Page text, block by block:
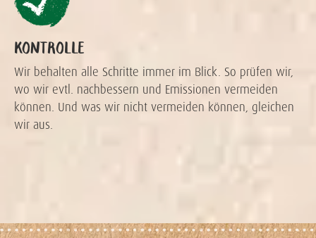
KONTROLLE
Wir behalten alle Schritte immer im Blick. So prüfen wir,
wo wir evtl. nachbessern und Emissionen vermeiden
können. Und was wir nicht vermeiden können, gleichen
wir aus.